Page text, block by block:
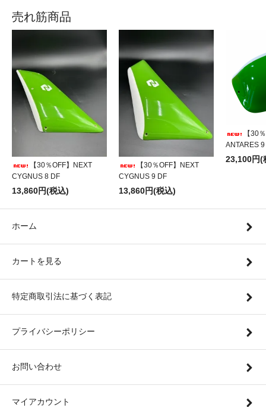
売れ筋商品
【30％OFF】NEXT
CYGNUS 8 DF
13,860円(税込)
【30％OFF】NEXT
CYGNUS 9 DF
13,860円(税込)
【30
ANTARES
23,100円(
ホーム
カートを見る
特定商取引法に基づく表記
プライバシーポリシー
お問い合わせ
マイアカウント